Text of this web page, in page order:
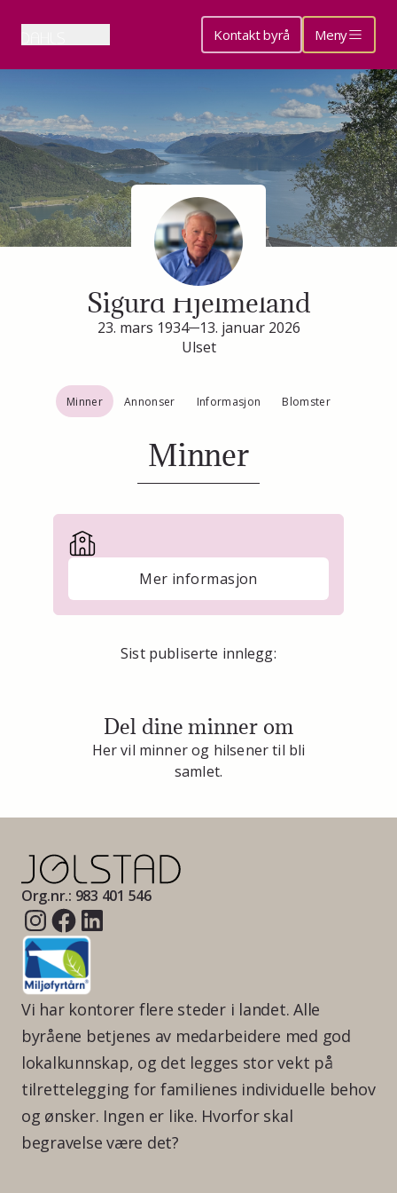
Kontakt byrå Meny
Minneside for
Sigurd Hjelmeland
23. mars 1934 13. januar 2026
Ulset
Minner Annonser Informasjon Blomster
Minner
Mer informasjon
Sist publiserte innlegg:
Del dine minner om
Her vil minner og hilsener til bli
samlet.
Org.nr.: 983 401 546
Vi har kontorer flere steder i landet. Alle
byråene betjenes av medarbeidere med god
lokalkunnskap, og det legges stor vekt på
tilrettelegging for familienes individuelle behov
og ønsker. Ingen er like. Hvorfor skal
begravelse være det?